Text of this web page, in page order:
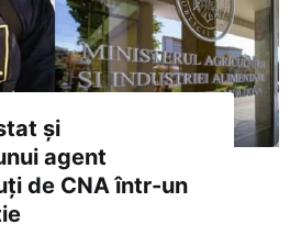
și
agent
de CNA într-un